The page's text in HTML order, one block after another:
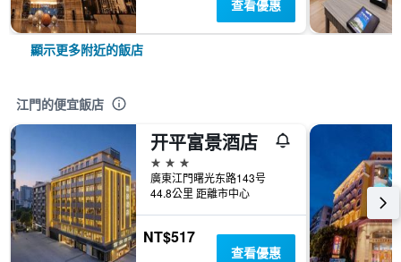
查看優惠
顯示更多附近的飯店
江門的便宜飯店
开平富景酒店
3星級
廣東江門曙光东路143号
44.8公里 距離市中心
NT$517
查看優惠